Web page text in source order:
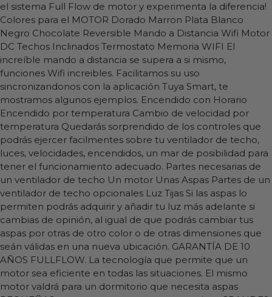
el sistema Full Flow de motor y experimenta la diferencia!
Colores para el MOTOR Dorado Marron Plata Blanco
Negro Chocolate Reversible Mando a Distancia Wifi Motor
DC Techos Inclinados Termostato Memoria WIFI El
increíble mando a distancia se supera a si mismo,
funciones Wifi increibles. Facilitamos su uso
sincronizandonos con la aplicación Tuya Smart, te
mostramos algunos ejemplos. Encendido con Horario
Encendido por temperatura Cambio de velocidad por
temperatura Quedarás sorprendido de los controles que
podrás ejercer facilmentes sobre tu ventilador de techo,
luces, velocidades, encendidos, un mar de posibilidad para
tener el funcionamiento adecuado. Partes necesarias de
un ventilador de techo Un motor Unas Aspas Partes de un
ventilador de techo opcionales Luz Tijas Si las aspas lo
permiten podrás adquirir y añadir tu luz más adelante si
cambias de opinión, al igual de que podrás cambiar tus
aspas por otras de otro color o de otras dimensiones que
seán válidas en una nueva ubicación. GARANTÍA DE 10
AÑOS FULLFLOW. La tecnología que permite que un
motor sea eficiente en todas las situaciones. El mismo
motor valdrá para un dormitorio que necesita aspas